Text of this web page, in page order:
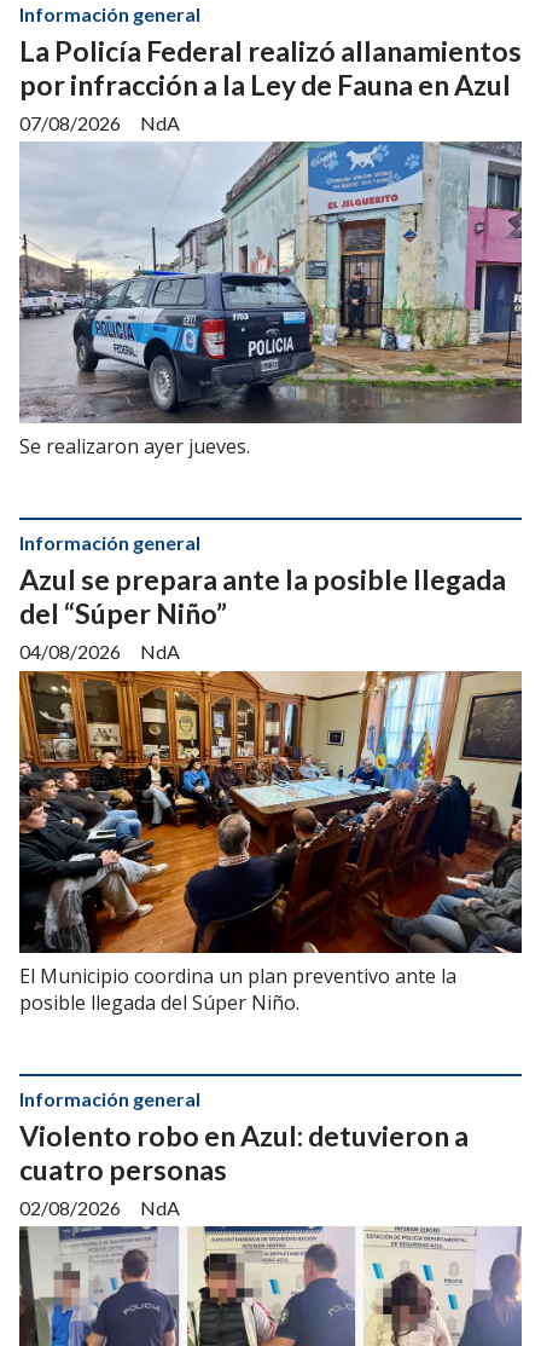
La Policía Federal realizó allanamientos
por infracción a la Ley de Fauna en Azul
NdA
Información general
07/08/2026
Se realizaron ayer jueves.
Azul se prepara ante la posible llegada
del “Súper Niño”
NdA
Información general
04/08/2026
El Municipio coordina un plan preventivo ante la
posible llegada del Súper Niño.
Violento robo en Azul: detuvieron a
cuatro personas
NdA
Información general
02/08/2026